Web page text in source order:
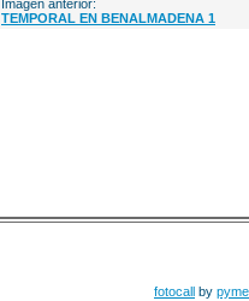
Imagen anterior:
TEMPORAL EN BENALMADENA 1
fotocall by